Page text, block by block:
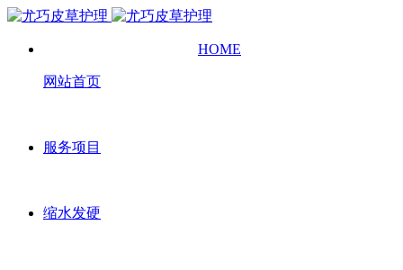
HOME
网站首页
服务项目
缩水发硬